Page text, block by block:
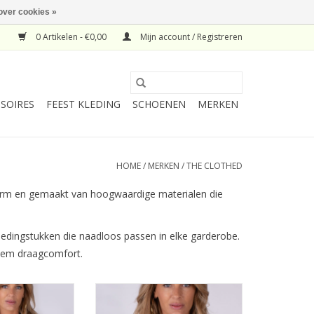
0 Artikelen - €0,00 Mijn account / Registreren
FEEST KLEDING SCHOENEN MERKEN
HOME/ MERKEN /THE CLOTHED
en gemaakt van hoogwaardige materialen die
die naadloos passen in elke garderobe.
draagcomfort.
Trui 3/4
Pale
The Clothed Moscow Navy White
streep Pullover
cookies »